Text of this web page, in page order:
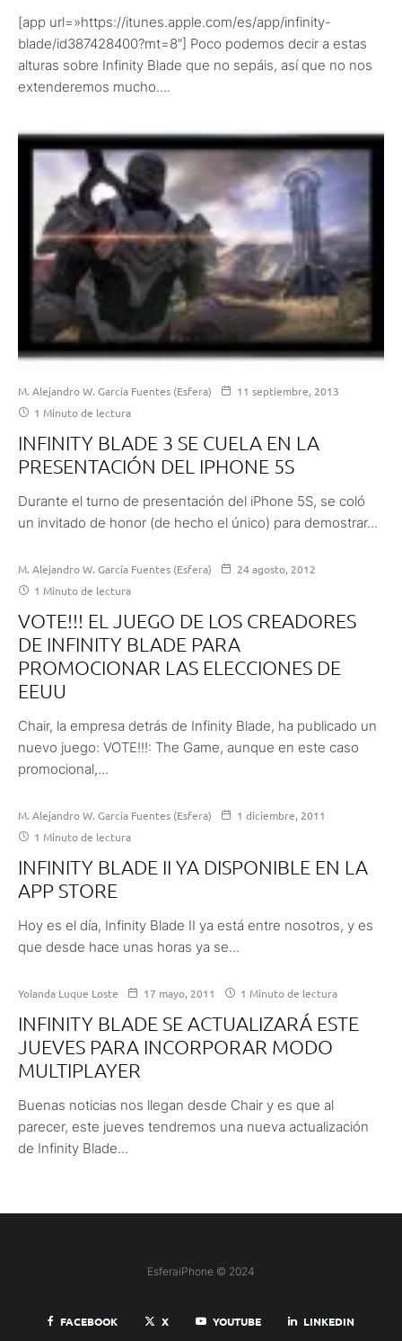
[app url=»https://itunes.apple.com/es/app/infinity-
blade/id387428400?mt=8″] Poco podemos decir a estas
alturas sobre Infinity Blade que no sepáis, así que no nos
extenderemos mucho....
M. Alejandro W. García Fuentes (Esfera)
11 septiembre, 2013
1 Minuto de lectura
INFINITY BLADE 3 SE CUELA EN LA
PRESENTACIÓN DEL IPHONE 5S
Durante el turno de presentación del iPhone 5S, se coló
un invitado de honor (de hecho el único) para demostrar...
M. Alejandro W. García Fuentes (Esfera)
24 agosto, 2012
1 Minuto de lectura
VOTE!!! EL JUEGO DE LOS CREADORES
DE INFINITY BLADE PARA
PROMOCIONAR LAS ELECCIONES DE
EEUU
Chair, la empresa detrás de Infinity Blade, ha publicado un
nuevo juego: VOTE!!!: The Game, aunque en este caso
promocional,...
M. Alejandro W. García Fuentes (Esfera)
1 diciembre, 2011
1 Minuto de lectura
INFINITY BLADE II YA DISPONIBLE EN LA
APP STORE
Hoy es el día, Infinity Blade II ya está entre nosotros, y es
que desde hace unas horas ya se...
Yolanda Luque Loste 17 mayo, 2011 1 Minuto de lectura
INFINITY BLADE SE ACTUALIZARÁ ESTE
JUEVES PARA INCORPORAR MODO
MULTIPLAYER
Buenas noticias nos llegan desde Chair y es que al
parecer, este jueves tendremos una nueva actualización
de Infinity Blade...
EsferaiPhone © 2024
FACEBOOK X YOUTUBE LINKEDIN